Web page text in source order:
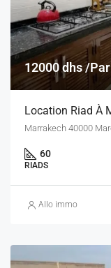
12000 dhs /
Location Riad À
Marrakech 40000
60
RIADS
Allo immo